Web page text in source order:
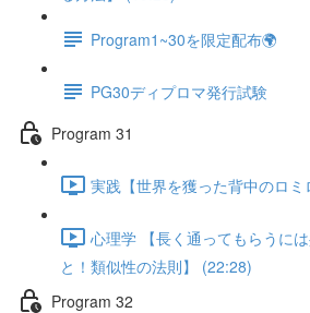
Program1~30を限定配布🌍
PG30ディプロマ発行試験
Program 31
実践【世界を獲った背中のロ
心理学 【長く通ってもらうに
と！類似性の法則】 (22:28)
Program 32